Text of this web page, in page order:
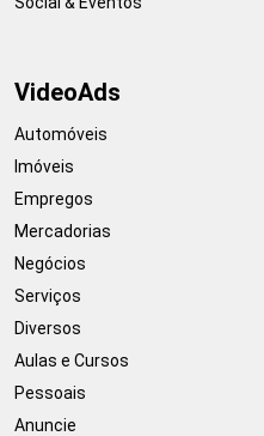
VideoAds
Automóveis
Imóveis
Empregos
Mercadorias
Negócios
Serviços
Diversos
Aulas e Cursos
Pessoais
Anuncie